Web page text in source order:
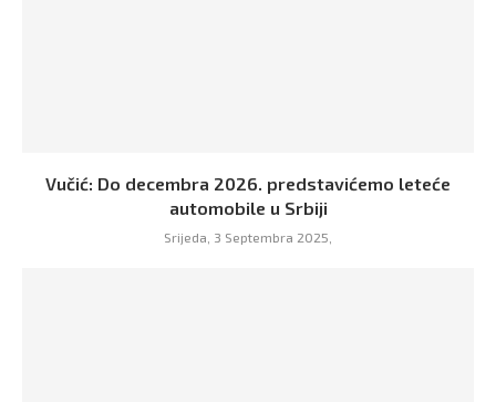
Vučić: Do decembra 2026. predstavićemo leteće
automobile u Srbiji
Srijeda, 3 Septembra 2025,